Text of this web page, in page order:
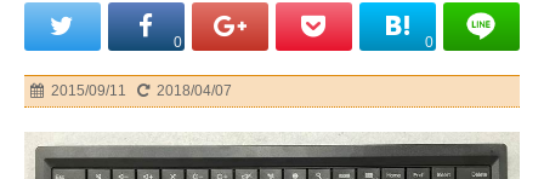
0 0
2015/09/11 2018/04/07